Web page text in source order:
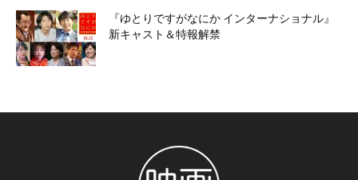
『ゆとりですがなにか インターナショナル』
新キャスト＆特報解禁